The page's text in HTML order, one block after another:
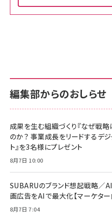
￥880
anan(アンア
スペシャルエデ
￥1,100
anan(アンア
￥880
ママ投資家が育
サポート正規品
NIMASO ガラ
すい ガイド枠
2枚セット
￥1,599
￥6,980
サポート正規品
Amazon eギフ
￥5,000
Anker
Pro/Air 各種対
￥1,890
編集部からのおしらせ
成果を生む組織づくり『なぜ戦
のか？ 事業成長をリードするデ
ト』を3名様にプレゼント
8月7日 10:00
SUBARUのブランド想起戦略／AI
画広告をAIで最大化【マーケター
8月7日 7:04